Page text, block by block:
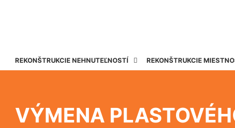
REKONŠTRUKCIE NEHNUTEĽNOSTÍ REKONŠTRUKCIE
VÝMENA